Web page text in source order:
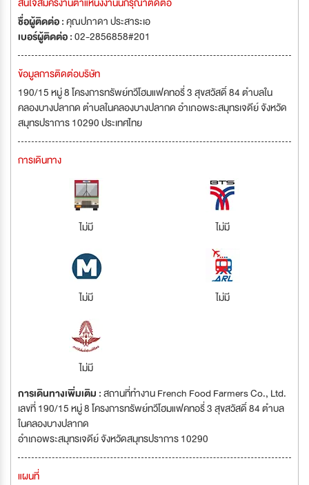
ชื่อผู้ติดต่อ :คุณปภาดา ประสาระเอ
เบอร์ผู้ติดต่อ :02-2856858#201
ข้อมูลการติดต่อบริษัท
190/15 หมู่ 8 โครงการทรัพย์ทวีโฮมแฟคทอรี่ 3 สุขสวัสดิ์ 84 ตำบลใน
คลองบางปลากด ตำบลในคลองบางปลากด อำเภอพระสมุทรเจดีย์ จังหวัด
สมุทรปราการ 10290 ประเทศไทย
การเดินทาง
ไม่มี ไม่มี
ไม่มี ไม่มี
ไม่มี
การเดินทางเพิ่มเติม :สถานที่ทำงาน French Food Farmers Co., Ltd.
เลขที่ 190/15 หมู่ 8 โครงการทรัพย์ทวีโฮมแฟคทอรี่ 3 สุขสวัสดิ์ 84 ตำบล
ในคลองบางปลากด
อำเภอพระสมุทรเจดีย์ จังหวัดสมุทรปราการ 10290
แผนที่